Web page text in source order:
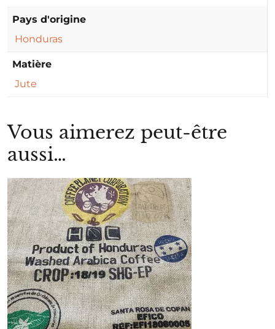
Pays d'origine
Honduras
Matière
Jute
Vous aimerez peut-être
aussi…